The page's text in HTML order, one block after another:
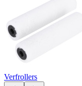
Verfrollers